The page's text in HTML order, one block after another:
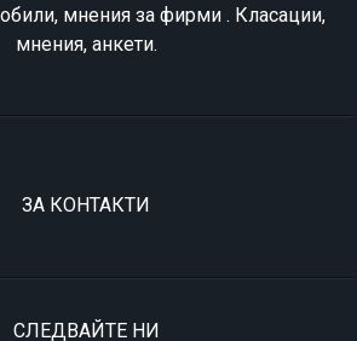
мнения за фирми . Класации,
мнения, анкети.
ЗА КОНТАКТИ
СЛЕДВАЙТЕ НИ